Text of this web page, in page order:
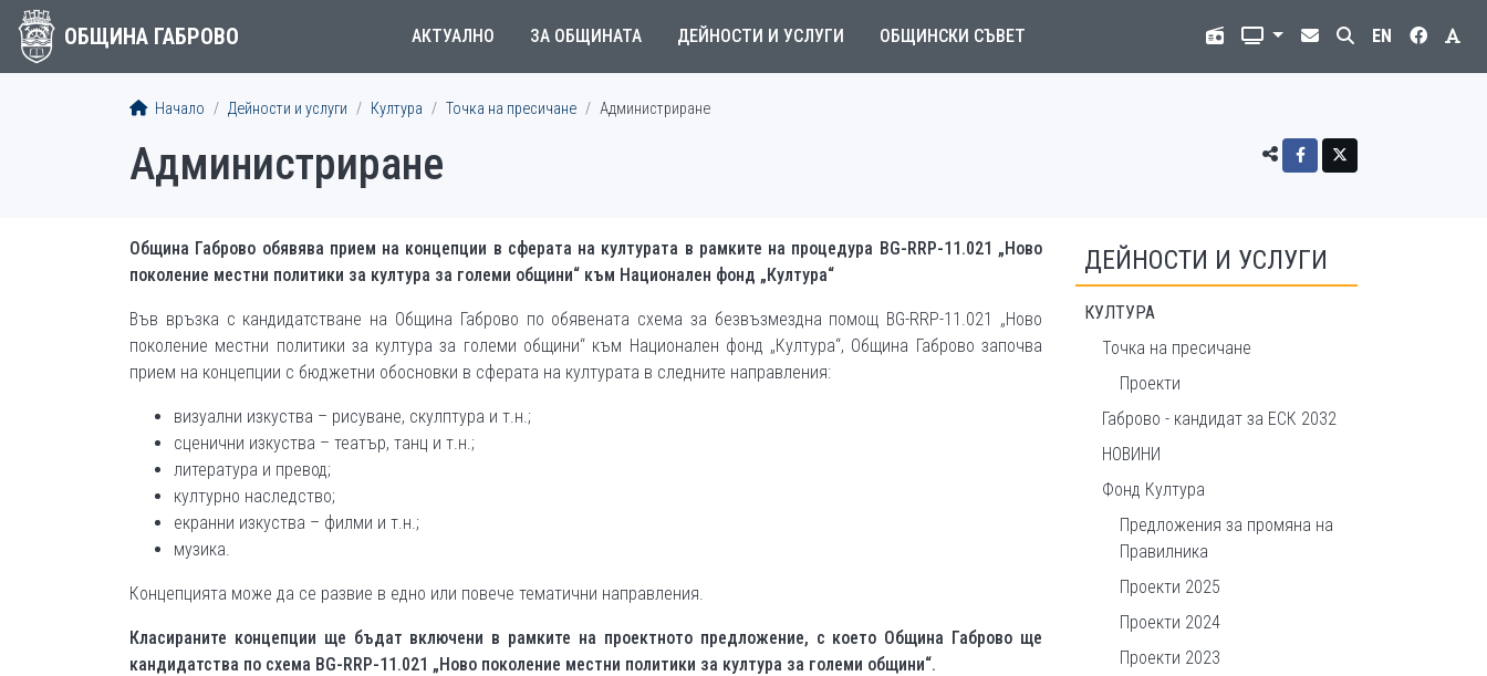
ОБЩИНА ГАБРОВО АКТУАЛНО ЗА ОБЩИНАТА ДЕЙНОСТИ И УСЛУГИ ОБЩИНСКИ СЪВЕТ EN
Начало Дейности и услуги Култура Точка на пресичане Администриране
Администриране
Община Габрово обявява прием на концепции в сферата на културата в рамките на процедура BG-RRP-11.021 „Ново
поколение местни политики за култура за големи общини“ към Национален фонд „Култура“
Във връзка с кандидатстване на Община Габрово по обявената схема за безвъзмездна помощ BG-RRP-11.021 „Ново
поколение местни политики за култура за големи общини“ към Национален фонд „Култура“, Община Габрово започва
прием на концепции с бюджетни обосновки в сферата на културата в следните направления:
визуални изкуства – рисуване, скулптура и т.н.;
сценични изкуства – театър, танц и т.н.;
литература и превод;
културно наследство;
екранни изкуства – филми и т.н.;
музика.
Концепцията може да се развие в едно или повече тематични направления.
Класираните концепции ще бъдат включени в рамките на проектното предложение, с което Община Габрово ще
кандидатства по схема BG-RRP-11.021 „Ново поколение местни политики за култура за големи общини“.
ДЕЙНОСТИ И УСЛУГИ
КУЛТУРА
Точка на пресичане
Проекти
Габрово - кандидат за ЕСК 2032
НОВИНИ
Фонд Култура
Предложения за промяна на
Правилника
Проекти 2025
Проекти 2024
Проекти 2023